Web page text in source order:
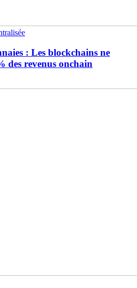
: Les blockchains ne
des revenus onchain